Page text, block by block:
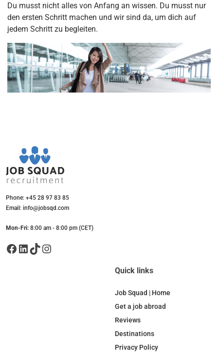
Du musst nicht alles von Anfang an wissen. Du musst nur
den ersten Schritt machen und wir sind da, um dich auf
jedem Schritt zu begleiten.
Phone: +45 28 97 83 85
Email: info@jobsqd.com
Mon-Fri: 8:00 am - 8:00 pm (CET)
Facebook LinkedIn TikTok Instagram
Quick links
Job Squad | Home
Get a job abroad
Reviews
Destinations
Privacy Policy